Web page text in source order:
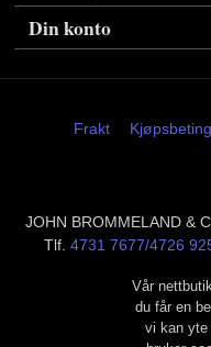
Din konto
Frakt
JOHN BROMMELAND &
Tlf. 4731 7677/4726
Vår
du får en
vi kan yte